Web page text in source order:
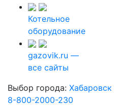
Котельное
оборудование
gazovik.ru —
все сайты
Выбор города: Хабаровск
8-800-2000-230